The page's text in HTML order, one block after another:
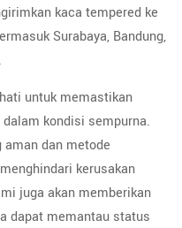
kaca tempered ke
Surabaya, Bandung,
untuk memastikan
kondisi sempurna.
aman dan metode
kerusakan
juga akan memberikan
dapat memantau status